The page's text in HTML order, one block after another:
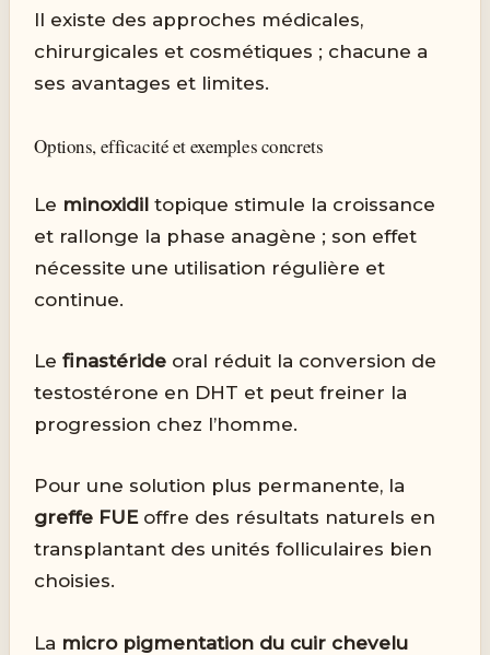
Il existe des approches médicales,
chirurgicales et cosmétiques ; chacune a
ses avantages et limites.
Options, efficacité et exemples concrets
Le minoxidil topique stimule la croissance
et rallonge la phase anagène ; son effet
nécessite une utilisation régulière et
continue.
Lefinastéride oral réduit la conversion de
testostérone en DHT et peut freiner la
progression chez l’homme.
Pour une solution plus permanente, la
greffe FUEoffre des résultats naturels en
transplantant des unités folliculaires bien
choisies.
La micro pigmentation du cuir chevelu